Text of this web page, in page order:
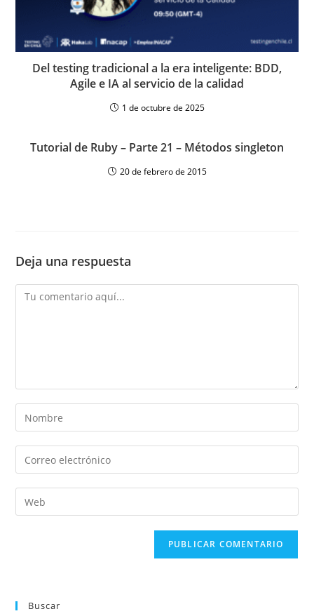
Del testing tradicional a la era inteligente: BDD,
Agile e IA al servicio de la calidad
1 de octubre de 2025
Tutorial de Ruby – Parte 21 – Métodos singleton
20 de febrero de 2015
Deja una respuesta
Buscar